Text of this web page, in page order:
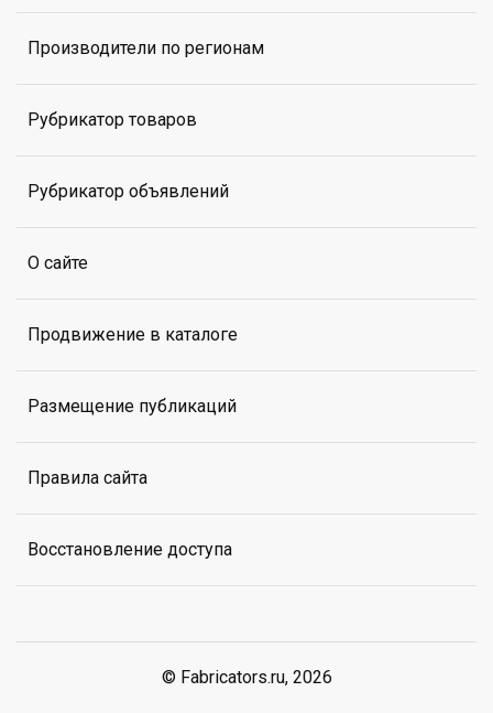
Производители по регионам
Рубрикатор товаров
Рубрикатор объявлений
О сайте
Продвижение в каталоге
Размещение публикаций
Правила сайта
Восстановление доступа
© Fabricators.ru, 2026